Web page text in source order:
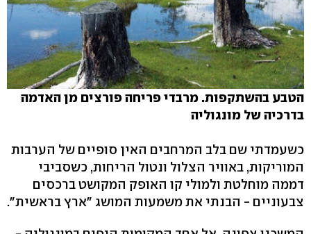
הטבע בהשתקפות. מרבדי פריחה פורצים מן האדמה
בדרכיה של מונגוליה
כשעמדתי שם בלב המרחבים האין סופיים של הערבות
המוריקות, באוויר הצלול ונטול הריחות, כשסביבי
דממה מוחלטת ולמולי קו האופק המקושט ברכסים
צבעוניים - הבנתי את משמעות המושג "ארץ בראשית".